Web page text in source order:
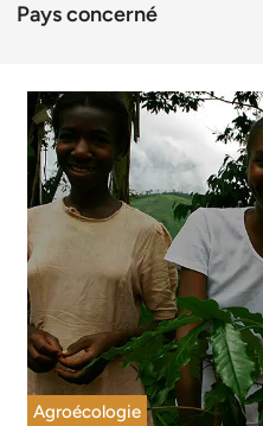
Pays concerné
Agroécologie